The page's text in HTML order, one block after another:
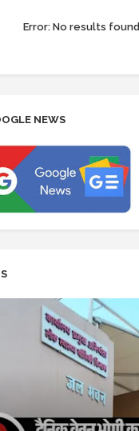
Error: No results found
NEWS